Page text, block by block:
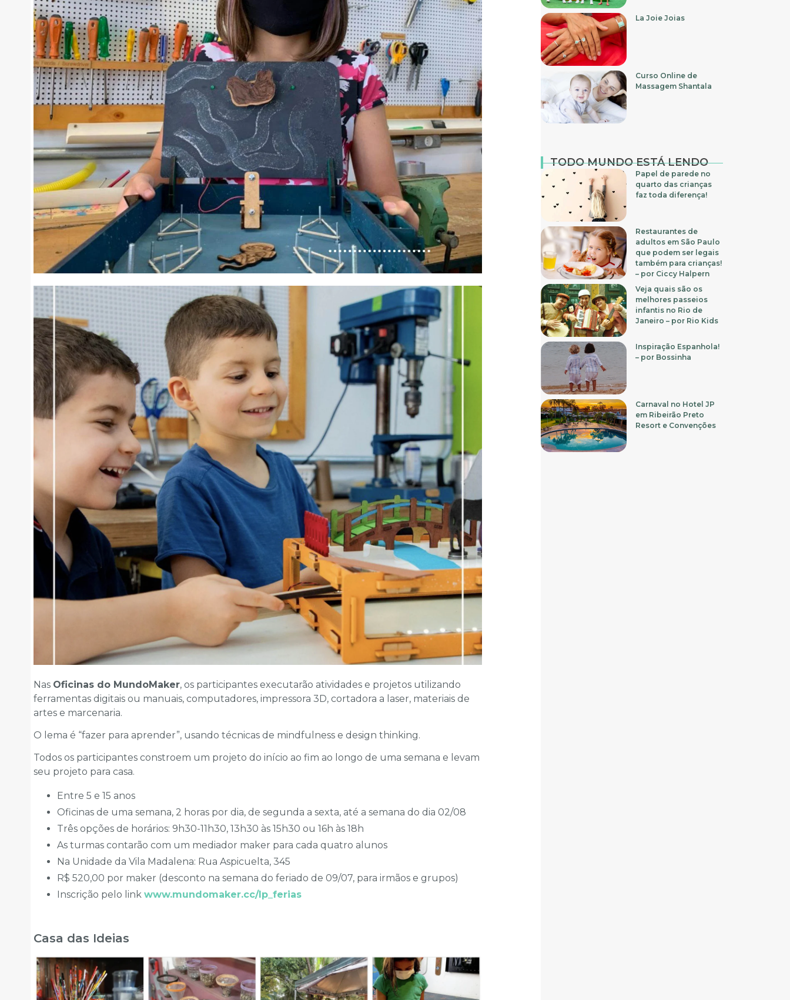
Nas Oficinas do MundoMaker, os participantes executarão atividades e projetos utilizando
ferramentas digitais ou manuais, computadores, impressora 3D, cortadora a laser, materiais de
artes e marcenaria.
O lema é “fazer para aprender”, usando técnicas de mindfulness e design thinking.
Todos os participantes constroem um projeto do início ao fim ao longo de uma semana e levam
seu projeto para casa.
Entre 5 e 15 anos
Oficinas de uma semana, 2 horas por dia, de segunda a sexta, até a semana do dia 02/08
Três opções de horários: 9h30-11h30, 13h30 às 15h30 ou 16h às 18h
As turmas contarão com um mediador maker para cada quatro alunos
Na Unidade da Vila Madalena: Rua Aspicuelta, 345
R$ 520,00 por maker (desconto na semana do feriado de 09/07, para irmãos e grupos)
Inscrição pelo link www.mundomaker.cc/lp_ferias
Casa das Ideias
La Joie Joias
Curso Online de
Massagem Shantala
TODO MUNDO ESTÁ LENDO
Papel de parede no
quarto das crianças
faz toda diferença!
Restaurantes de
adultos em São Paulo
que podem ser legais
também para crianças!
– por Ciccy Halpern
Veja quais são os
melhores passeios
infantis no Rio de
Janeiro – por Rio Kids
Inspiração Espanhola!
– por Bossinha
Carnaval no Hotel JP
em Ribeirão Preto
Resort e Convenções